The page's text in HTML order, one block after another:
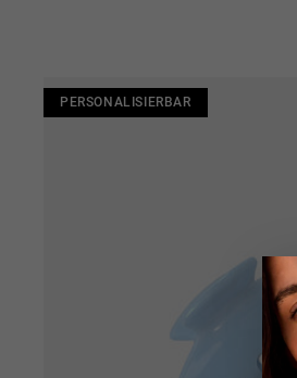
PERSONALISIERBAR
PERSONALISIERBAR